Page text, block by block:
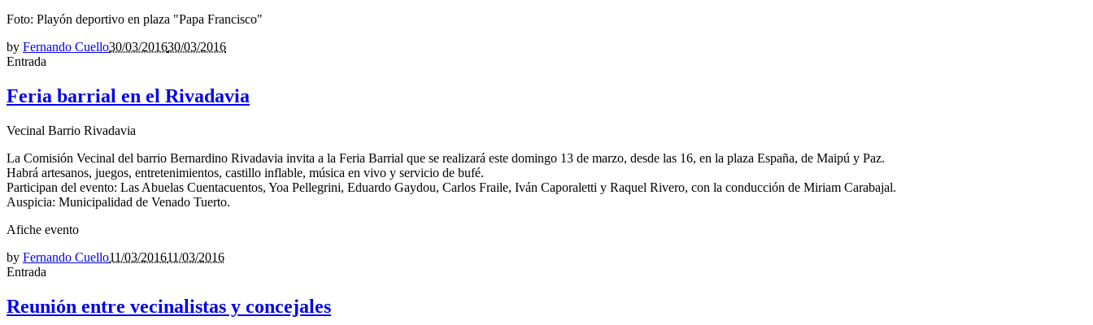
Foto: Playón deportivo en plaza "Papa Francisco"
by Fernando Cuello30/03/201630/03/2016
Entrada
Feria barrial en el Rivadavia
Vecinal Barrio Rivadavia
La Comisión Vecinal del barrio Bernardino Rivadavia invita a la Feria Barrial que se realizará este domingo 13 de marzo, desde las 16, en la plaza España, de Maipú y Paz.
Habrá artesanos, juegos, entretenimientos, castillo inflable, música en vivo y servicio de bufé.
Participan del evento: Las Abuelas Cuentacuentos, Yoa Pellegrini, Eduardo Gaydou, Carlos Fraile, Iván Caporaletti y Raquel Rivero, con la conducción de Miriam Carabajal.
Auspicia: Municipalidad de Venado Tuerto.
Afiche evento
by Fernando Cuello11/03/201611/03/2016
Entrada
Reunión entre vecinalistas y concejales